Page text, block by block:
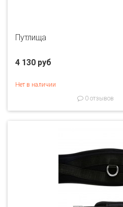
Путлища
4 130 руб
Нет в наличии
0 отзывов